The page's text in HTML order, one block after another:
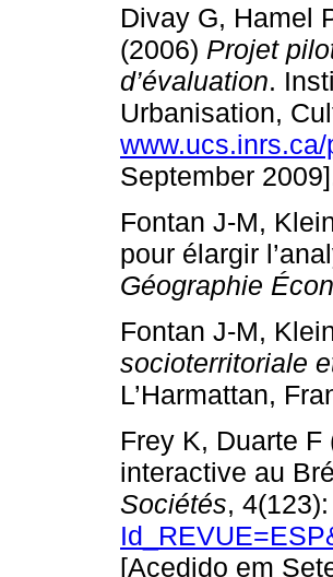
Divay G, Hamel
(2006) Projet
d’évaluation.
Urbanisation,
September
Fontan J-M,
pour élargir
Géographie
Fontan J-M,
socioterritoriale
L’Harmattan,
Frey K, Duarte
interactive au
Sociétés,
[Acedido em